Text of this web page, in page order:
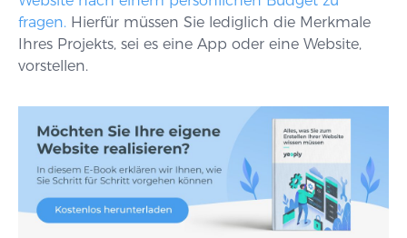
fragen. Hierfür müssen Sie lediglich die Merkmale
Ihres Projekts, sei es eine App oder eine Website,
vorstellen.